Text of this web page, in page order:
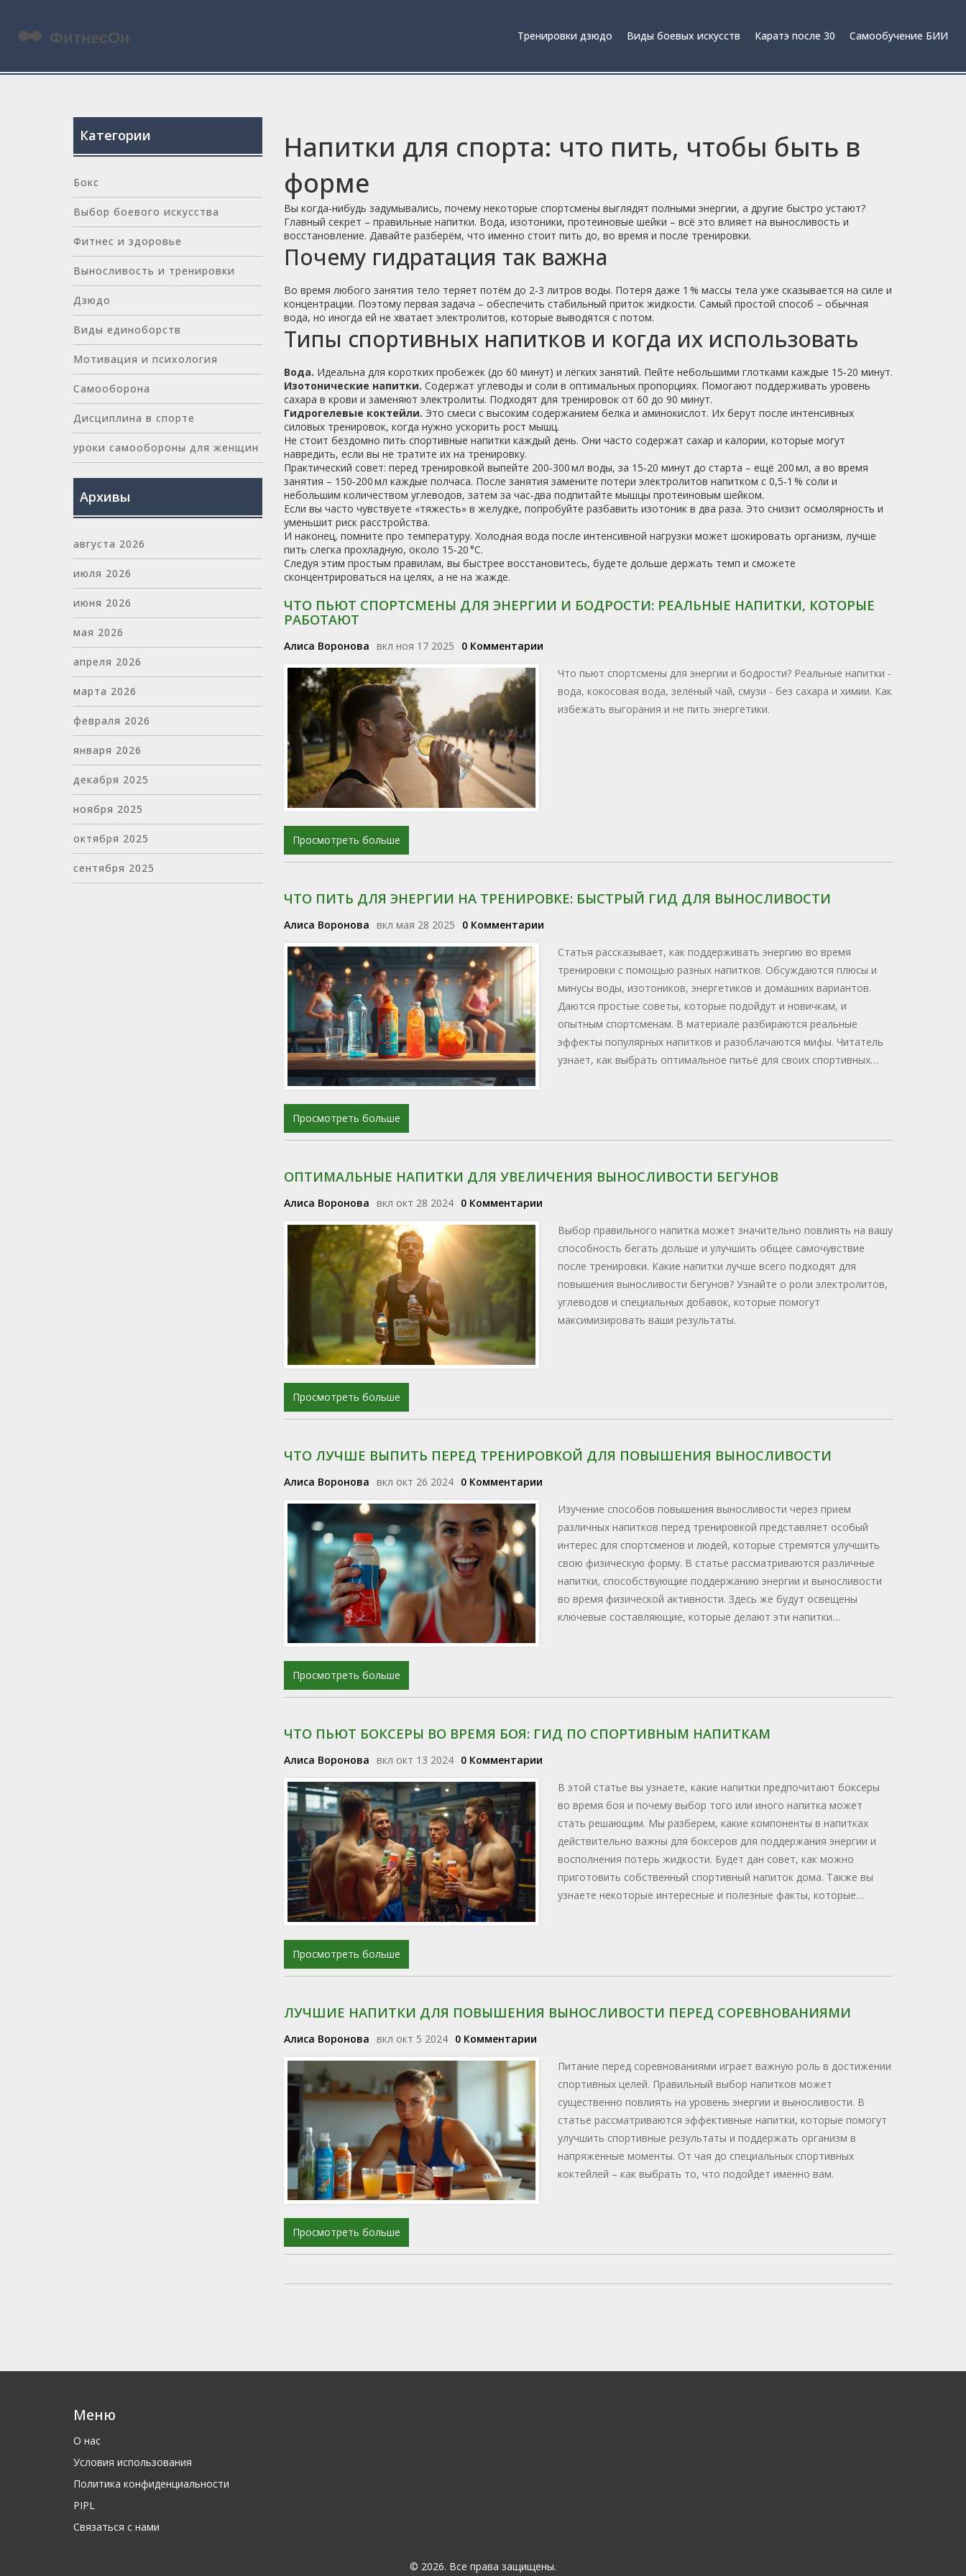
Тренировки дзюдо Виды боевых искусств Каратэ после 30 Самообучение БИИ
Напитки для спорта: что пить, чтобы быть в
форме
Вы когда‑нибудь задумывались, почему некоторые спортсмены выглядят полными энергии, а другие быстро устают?
Главный секрет – правильные напитки. Вода, изотоники, протеиновые шейки – всё это влияет на выносливость и
восстановление. Давайте разберём, что именно стоит пить до, во время и после тренировки.
Почему гидратация так важна
Во время любого занятия тело теряет потём до 2‑3 литров воды. Потеря даже 1 % массы тела уже сказывается на силе и
концентрации. Поэтому первая задача – обеспечить стабильный приток жидкости. Самый простой способ – обычная
вода, но иногда ей не хватает электролитов, которые выводятся с потом.
Типы спортивных напитков и когда их использовать
Вода. Идеальна для коротких пробежек (до 60 минут) и лёгких занятий. Пейте небольшими глотками каждые 15‑20 минут.
Изотонические напитки. Содержат углеводы и соли в оптимальных пропорциях. Помогают поддерживать уровень
сахара в крови и заменяют электролиты. Подходят для тренировок от 60 до 90 минут.
Гидрогелевые коктейли. Это смеси с высоким содержанием белка и аминокислот. Их берут после интенсивных
силовых тренировок, когда нужно ускорить рост мышц.
Не стоит бездомно пить спортивные напитки каждый день. Они часто содержат сахар и калории, которые могут
навредить, если вы не тратите их на тренировку.
Практический совет: перед тренировкой выпейте 200‑300 мл воды, за 15‑20 минут до старта – ещё 200 мл, а во время
занятия – 150‑200 мл каждые полчаса. После занятия замените потери электролитов напитком с 0,5‑1 % соли и
небольшим количеством углеводов, затем за час‑два подпитайте мышцы протеиновым шейком.
Если вы часто чувствуете «тяжесть» в желудке, попробуйте разбавить изотоник в два раза. Это снизит осмолярность и
уменьшит риск расстройства.
И наконец, помните про температуру. Холодная вода после интенсивной нагрузки может шокировать организм, лучше
пить слегка прохладную, около 15‑20 °C.
Следуя этим простым правилам, вы быстрее восстановитесь, будете дольше держать темп и сможете
сконцентрироваться на целях, а не на жажде.
ЧТО ПЬЮТ СПОРТСМЕНЫ ДЛЯ ЭНЕРГИИ И БОДРОСТИ: РЕАЛЬНЫЕ НАПИТКИ, КОТОРЫЕ
РАБОТАЮТ
Алиса Воронова вкл ноя 17 2025
0 Комментарии
Что пьют спортсмены для энергии и бодрости? Реальные напитки -
вода, кокосовая вода, зелёный чай, смузи - без сахара и химии. Как
избежать выгорания и не пить энергетики.
Просмотреть больше
ЧТО ПИТЬ ДЛЯ ЭНЕРГИИ НА ТРЕНИРОВКЕ: БЫСТРЫЙ ГИД ДЛЯ ВЫНОСЛИВОСТИ
Алиса Воронова вкл мая 28 2025
0 Комментарии
Статья рассказывает, как поддерживать энергию во время
тренировки с помощью разных напитков. Обсуждаются плюсы и
минусы воды, изотоников, энергетиков и домашних вариантов.
Даются простые советы, которые подойдут и новичкам, и
опытным спортсменам. В материале разбираются реальные
эффекты популярных напитков и разоблачаются мифы. Читатель
узнает, как выбрать оптимальное питьё для своих спортивных
Просмотреть больше
ОПТИМАЛЬНЫЕ НАПИТКИ ДЛЯ УВЕЛИЧЕНИЯ ВЫНОСЛИВОСТИ БЕГУНОВ
Алиса Воронова вкл окт 28 2024
0 Комментарии
Выбор правильного напитка может значительно повлиять на вашу
способность бегать дольше и улучшить общее самочувствие
после тренировки. Какие напитки лучше всего подходят для
повышения выносливости бегунов? Узнайте о роли электролитов,
углеводов и специальных добавок, которые помогут
максимизировать ваши результаты.
Просмотреть больше
ЧТО ЛУЧШЕ ВЫПИТЬ ПЕРЕД ТРЕНИРОВКОЙ ДЛЯ ПОВЫШЕНИЯ ВЫНОСЛИВОСТИ
Алиса Воронова вкл окт 26 2024
0 Комментарии
Изучение способов повышения выносливости через прием
различных напитков перед тренировкой представляет особый
интерес для спортсменов и людей, которые стремятся улучшить
свою физическую форму. В статье рассматриваются различные
напитки, способствующие поддержанию энергии и выносливости
во время физической активности. Здесь же будут освещены
ключевые составляющие, которые делают эти напитки
Просмотреть больше
ЧТО ПЬЮТ БОКСЕРЫ ВО ВРЕМЯ БОЯ: ГИД ПО СПОРТИВНЫМ НАПИТКАМ
Алиса Воронова вкл окт 13 2024
0 Комментарии
В этой статье вы узнаете, какие напитки предпочитают боксеры
во время боя и почему выбор того или иного напитка может
стать решающим. Мы разберем, какие компоненты в напитках
действительно важны для боксеров для поддержания энергии и
восполнения потерь жидкости. Будет дан совет, как можно
приготовить собственный спортивный напиток дома. Также вы
узнаете некоторые интересные и полезные факты, которые
Просмотреть больше
ЛУЧШИЕ НАПИТКИ ДЛЯ ПОВЫШЕНИЯ ВЫНОСЛИВОСТИ ПЕРЕД СОРЕВНОВАНИЯМИ
Алиса Воронова вкл окт 5 2024
0 Комментарии
Питание перед соревнованиями играет важную роль в достижении
спортивных целей. Правильный выбор напитков может
существенно повлиять на уровень энергии и выносливости. В
статье рассматриваются эффективные напитки, которые помогут
улучшить спортивные результаты и поддержать организм в
напряженные моменты. От чая до специальных спортивных
коктейлей – как выбрать то, что подойдет именно вам.
Просмотреть больше
Категории
Бокс
Выбор боевого искусства
Фитнес и здоровье
Выносливость и тренировки
Дзюдо
Виды единоборств
Мотивация и психология
Самооборона
Дисциплина в спорте
уроки самообороны для женщин
Архивы
августа 2026
июля 2026
июня 2026
мая 2026
апреля 2026
марта 2026
февраля 2026
января 2026
декабря 2025
ноября 2025
октября 2025
сентября 2025
Меню
О нас
Условия использования
Политика конфиденциальности
PIPL
Связаться с нами
© 2026. Все права защищены.